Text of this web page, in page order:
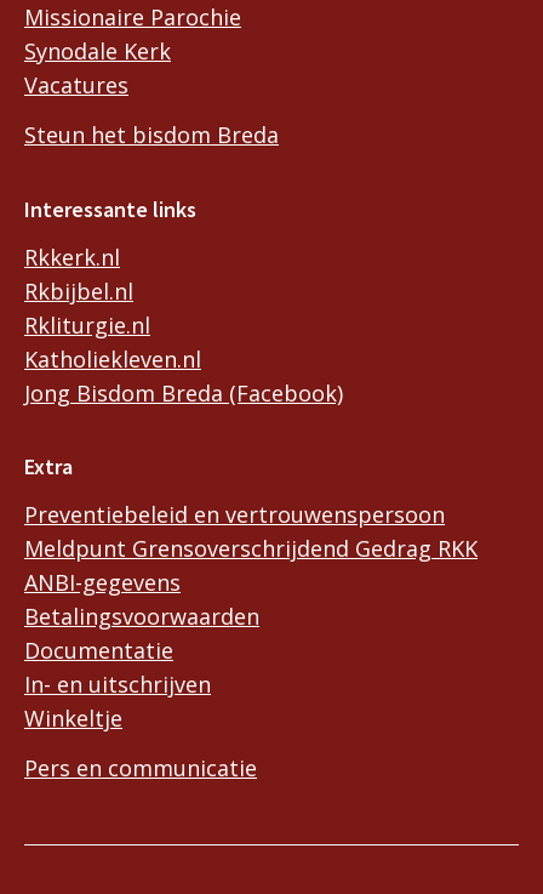
Missionaire Parochie
Synodale Kerk
Vacatures
Steun het bisdom Breda
Interessante links
Rkkerk.nl
Rkbijbel.nl
Rkliturgie.nl
Katholiekleven.nl
Jong Bisdom Breda (Facebook)
Extra
Preventiebeleid en vertrouwenspersoon
Meldpunt Grensoverschrijdend Gedrag RKK
ANBI-gegevens
Betalingsvoorwaarden
Documentatie
In- en uitschrijven
Winkeltje
Pers en communicatie